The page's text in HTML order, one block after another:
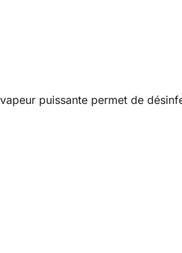
puissante permet de